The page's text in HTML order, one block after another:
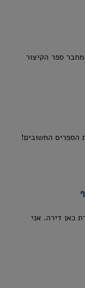
ספר הקיצור
הספרים החשובים!
כאן דירה. אני